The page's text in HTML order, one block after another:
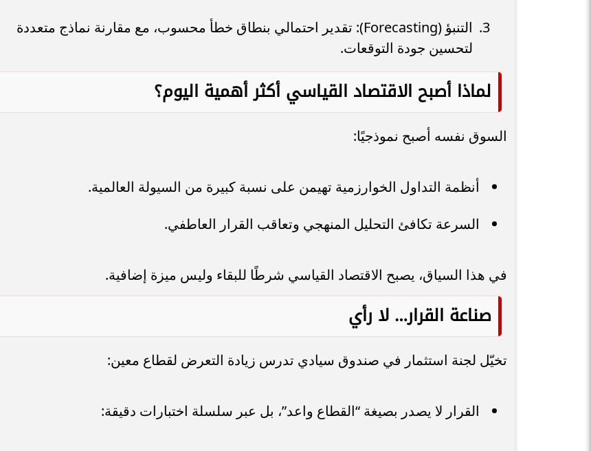
التنبؤ (Forecasting): تقدير احتمالي بنطاق خطأ محسوب، مع مقارنة نماذج متعددة
لتحسين جودة التوقعات.
لماذا أصبح الاقتصاد القياسي أكثر أهمية اليوم؟
السوق نفسه أصبح نموذجيًا:
أنظمة التداول الخوارزمية تهيمن على نسبة كبيرة من السيولة العالمية.
السرعة تكافئ التحليل المنهجي وتعاقب القرار العاطفي.
في هذا السياق، يصبح الاقتصاد القياسي شرطًا للبقاء وليس ميزة إضافية.
صناعة القرار… لا رأي
تخيّل لجنة استثمار في صندوق سيادي تدرس زيادة التعرض لقطاع معين:
القرار لا يصدر بصيغة “القطاع واعد”، بل عبر سلسلة اختبارات دقيقة: